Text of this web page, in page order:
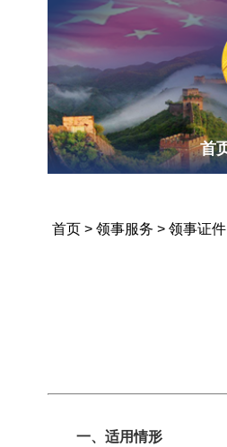
首
首页 > 领事服务 > 领事证件
一、适用情形